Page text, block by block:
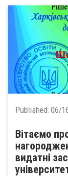
Published: 06/
Вітаємо
видатні